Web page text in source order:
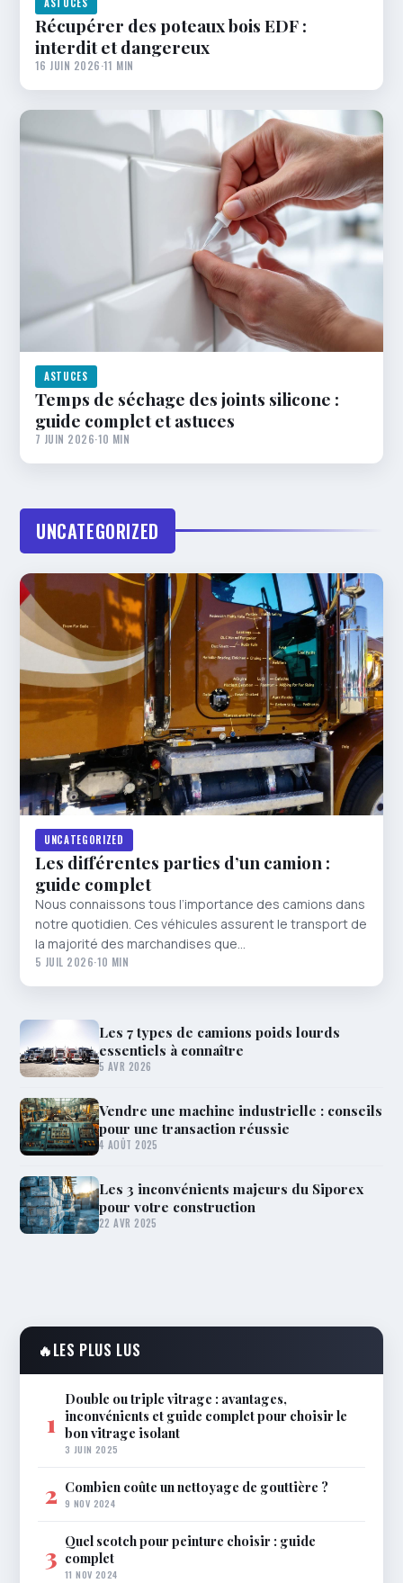
Récupérer des poteaux bois EDF :
interdit et dangereux
16 JUIN 2026·11 MIN
ASTUCES
Temps de séchage des joints silicone :
guide complet et astuces
7 JUIN 2026·10 MIN
UNCATEGORIZED
UNCATEGORIZED
Les différentes parties d’un camion :
guide complet
Nous connaissons tous l’importance des camions dans
notre quotidien. Ces véhicules assurent le transport de
la majorité des marchandises que…
5 JUIL 2026·10 MIN
Les 7 types de camions poids lourds
essentiels à connaître
5 AVR 2026
Vendre une machine industrielle : conseils
pour une transaction réussie
4 AOÛT 2025
Les 3 inconvénients majeurs du Siporex
pour votre construction
22 AVR 2025
🔥LES PLUS LUS
1
Double ou triple vitrage : avantages,
inconvénients et guide complet pour choisir le
bon vitrage isolant
3 JUIN 2025
2 Combien coûte un nettoyage de gouttière ?
9 NOV 2024
3 Quel scotch pour peinture choisir : guide
complet
11 NOV 2024